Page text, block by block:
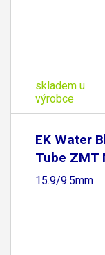
skladem u
výrobce
EK Water
Tube ZMT
15.9/9.5mm